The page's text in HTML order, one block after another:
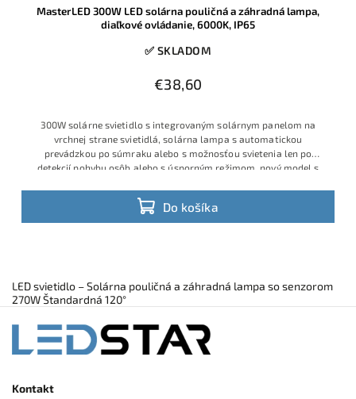
MasterLED 300W LED solárna pouličná a záhradná lampa,
diaľkové ovládanie, 6000K, IP65
✅ SKLADOM
€38,60
Do košíka
300W solárne svietidlo s integrovaným solárnym panelom na
vrchnej strane svietidlá, solárna lampa s automatickou
prevádzkou po súmraku alebo s možnosťou svietenia len po
detekcií pohybu osôb alebo s úsporným režimom, nový model s
LED svietidlo – Solárna pouličná a záhradná lampa so senzorom
270W Štandardná 120°
Kontakt